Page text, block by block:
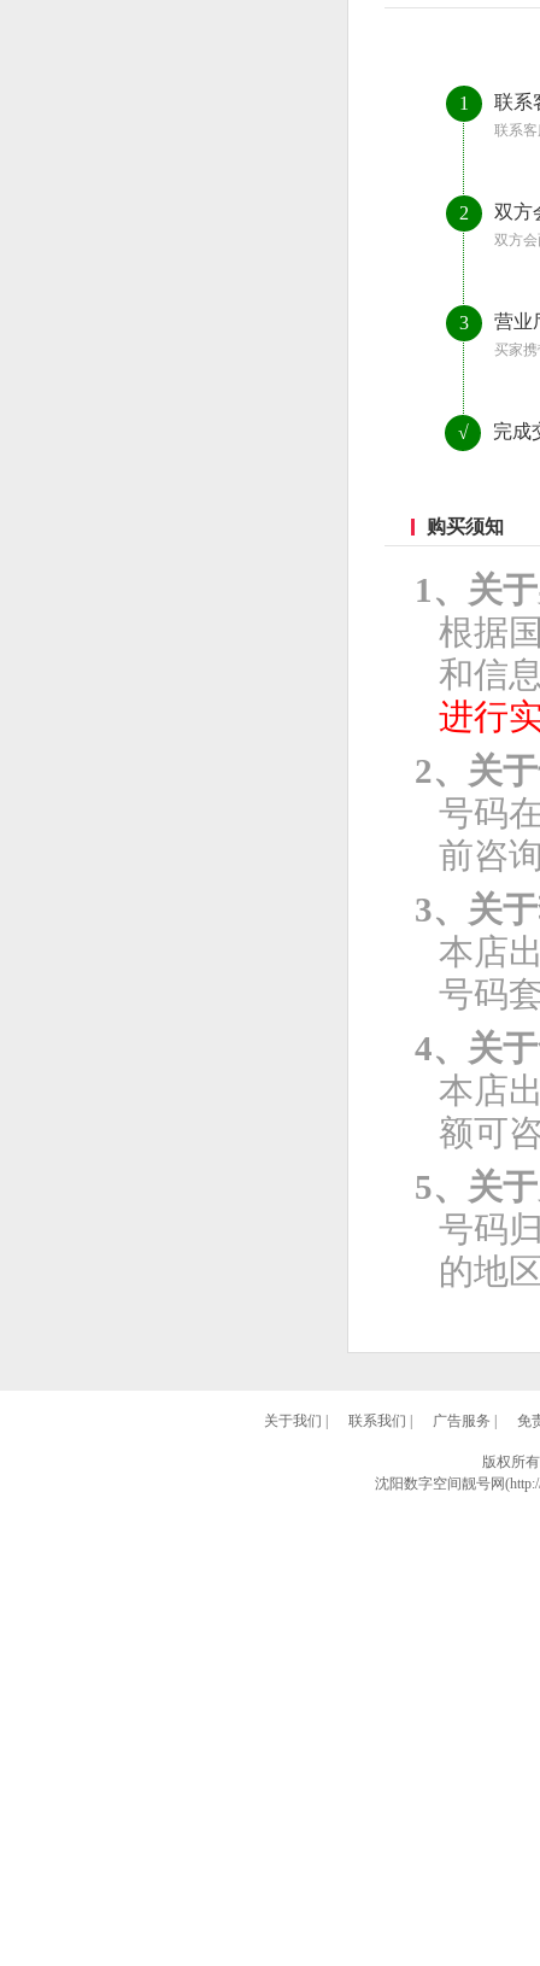
1 联系
联系
2 双方
双方
3 营业
买家
√ 完成
购买须知
1、关
根据
和信
进行
2、关
号码
前咨
3、关
本店
号码
4、关
本店
额可
5、关
号码
的地
关于我们 联系我们 广告服务 免
版权所
沈阳数字空间靓号网